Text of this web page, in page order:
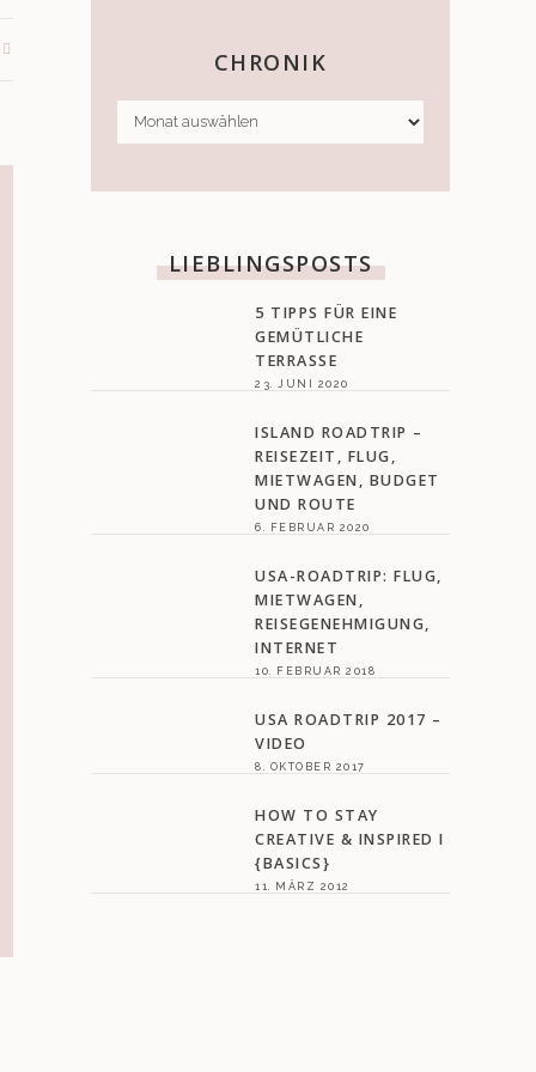
CHRONIK
CHRONIK
LIEBLINGSPOSTS
5 TIPPS FÜR EINE
GEMÜTLICHE
TERRASSE
23. JUNI 2020
ISLAND ROADTRIP –
REISEZEIT, FLUG,
MIETWAGEN, BUDGET
UND ROUTE
6. FEBRUAR 2020
USA-ROADTRIP: FLUG,
MIETWAGEN,
REISEGENEHMIGUNG,
INTERNET
10. FEBRUAR 2018
USA ROADTRIP 2017 –
VIDEO
8. OKTOBER 2017
HOW TO STAY
CREATIVE & INSPIRED I
{BASICS}
11. MÄRZ 2012